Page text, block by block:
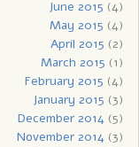
June 2015 (4)
May 2015 (4)
April 2015 (2)
March 2015 (1)
February 2015 (4)
January 2015 (3)
December 2014(5)
November 2014(3)